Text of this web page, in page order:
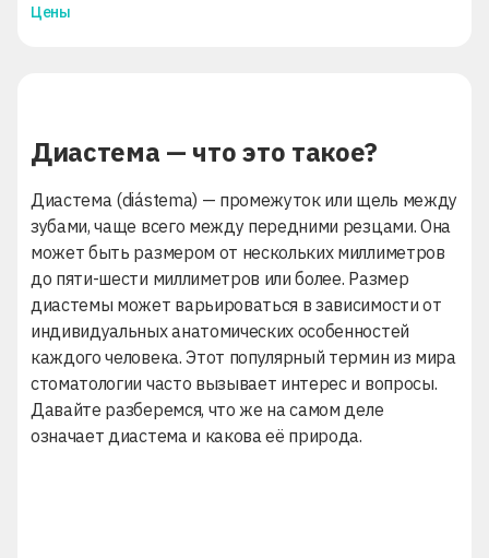
Цены
Диастема — что это такое?
Диастема (diástema) — промежуток или щель между
зубами, чаще всего между передними резцами. Она
может быть размером от нескольких миллиметров
до пяти-шести миллиметров или более. Размер
диастемы может варьироваться в зависимости от
индивидуальных анатомических особенностей
каждого человека. Этот популярный термин из мира
стоматологии часто вызывает интерес и вопросы.
Давайте разберемся, что же на самом деле
означает диастема и какова её природа.